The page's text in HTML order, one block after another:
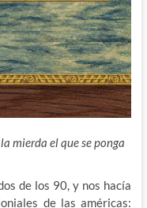
mierda el que se ponga
de los 90, y nos hacía
de las américas: